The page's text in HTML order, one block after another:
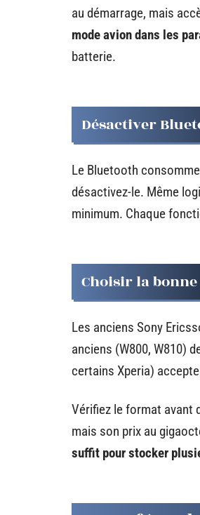
au démarrage, mais
mode avion dans les
batterie.
Désactiver
Le Bluetooth
désactivez-le. Même
minimum. Chaque
Choisir la
Les anciens Sony
anciens (W800, W810)
certains Xperia)
Vérifiez le format avant
mais son prix au
suffit pour stocker